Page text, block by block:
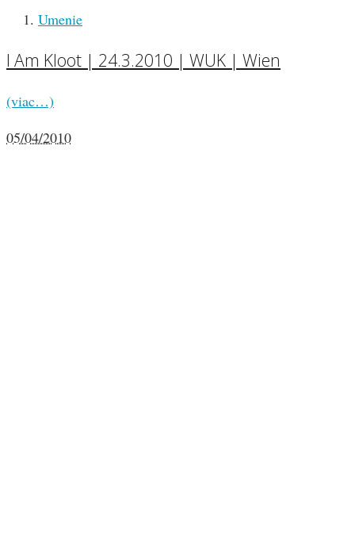
Umenie
I Am Kloot | 24.3.2010 | WUK | Wien
(viac…)
05/04/2010